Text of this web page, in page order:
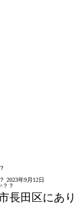
2023年9月12日
長田区にあ